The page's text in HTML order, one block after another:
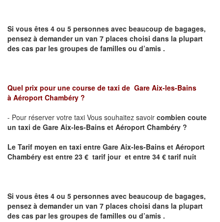
Si vous êtes 4 ou 5 personnes avec beaucoup de bagages,
pensez à demander un van 7 places choisi dans la plupart
des cas par les groupes de familles ou d’amis .
Quel prix pour une course de taxi de Gare Aix-les-Bains
à Aéroport Chambéry ?
- Pour réserver votre taxi Vous souhaitez savoir combien coute
un taxi de Gare Aix-les-Bains et Aéroport Chambéry ?
Le Tarif moyen en taxi entre Gare Aix-les-Bains et Aéroport
Chambéry est entre 23 € tarif jour et entre 34 € tarif nuit
Si vous êtes 4 ou 5 personnes avec beaucoup de bagages,
pensez à demander un van 7 places choisi dans la plupart
des cas par les groupes de familles ou d’amis .